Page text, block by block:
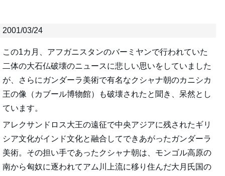
2001/03/24
この1カ月、アフガニスタンのバーミヤンで行われていた
二体の大石仏破壊のニュースに悲しい思いをしていました
が、さらにガンダーラ美術で有名なクシャナ朝のカニシカ
王の像（カブール博物館）も破壊されたと聞き、呆然とし
ています。
アレクサンドロス大王の遠征で中央アジアに残されたギリ
シア文化がインド文化と融合してできあがったガンダーラ
美術。その担い手であったクシャナ朝は、モンゴル高原の
南から匈奴に逐われてアム川上流に移り住んだ大月氏国の